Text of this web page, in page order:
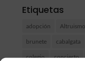
Etiquetas
adopción Altruismo
brunete cabalgata
colegio concierto